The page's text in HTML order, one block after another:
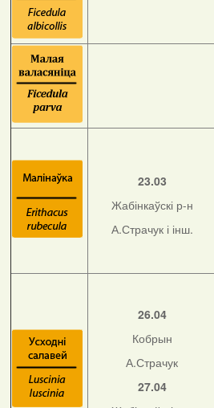
23.03
Жабінкаўскі р-н
А.Страчук і інш.
26.04
Кобрын
А.Страчук
27.04